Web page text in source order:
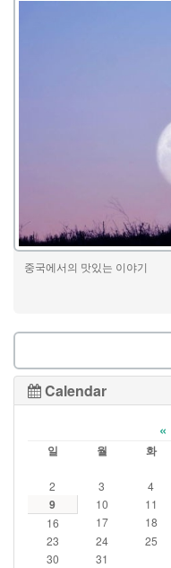
중국에서의 맛있는 이야기
Calendar
«
일 월 화
2
3 4
9 10 11
16
17 18
23
24 25
30
31